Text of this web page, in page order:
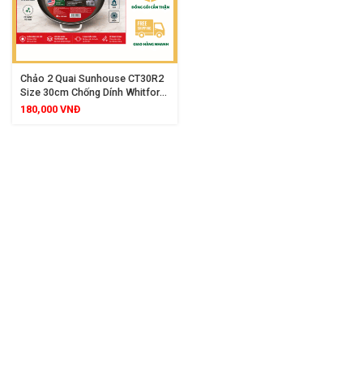
Chảo 2 Quai Sunhouse CT30R2
Size 30cm Chống Dính Whitford
Chiên Xào Đa Năng
180,000 VNĐ